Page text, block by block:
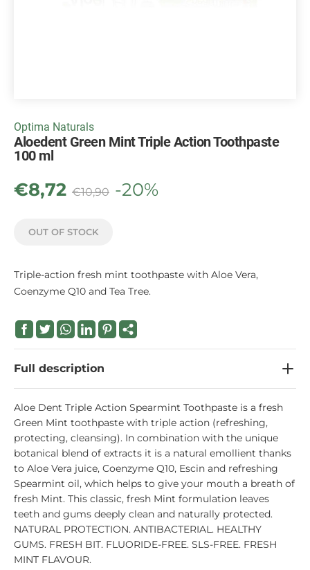
Optima Naturals
Aloedent Green Mint Triple Action Toothpaste
100 ml
€8,72 €10,90 -20%
OUT OF STOCK
Triple-action fresh mint toothpaste with Aloe Vera,
Coenzyme Q10 and Tea Tree.
Full description
Aloe Dent Triple Action Spearmint Toothpaste is a fresh
Green Mint toothpaste with triple action (refreshing,
protecting, cleansing). In combination with the unique
botanical blend of extracts it is a natural emollient thanks
to Aloe Vera juice, Coenzyme Q10, Escin and refreshing
Spearmint oil, which helps to give your mouth a breath of
fresh Mint. This classic, fresh Mint formulation leaves
teeth and gums deeply clean and naturally protected.
NATURAL PROTECTION. ANTIBACTERIAL. HEALTHY
GUMS. FRESH BIT. FLUORIDE-FREE. SLS-FREE. FRESH
MINT FLAVOUR.